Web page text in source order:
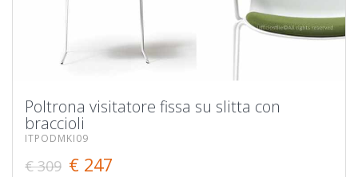
Poltrona visitatore fissa su slitta con
braccioli
ITPODMKI09
€ 309 € 247